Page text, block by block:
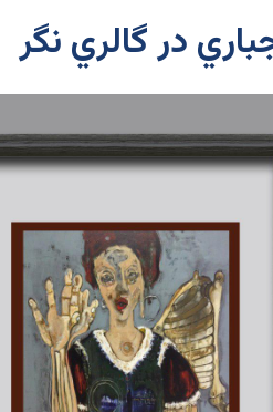
در گالري نگر